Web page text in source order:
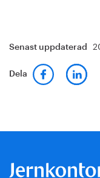
Senast uppdaterad
Dela